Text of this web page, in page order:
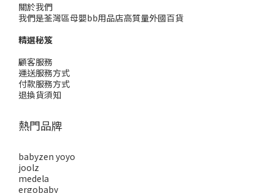
關於我們
我們是荃灣區母嬰bb用品店高質量外國百貨
精選秘笈
顧客服務
運送服務方式
付款服務方式
退換貨須知
熱門品牌
babyzen yoyo
joolz
medela
ergobaby